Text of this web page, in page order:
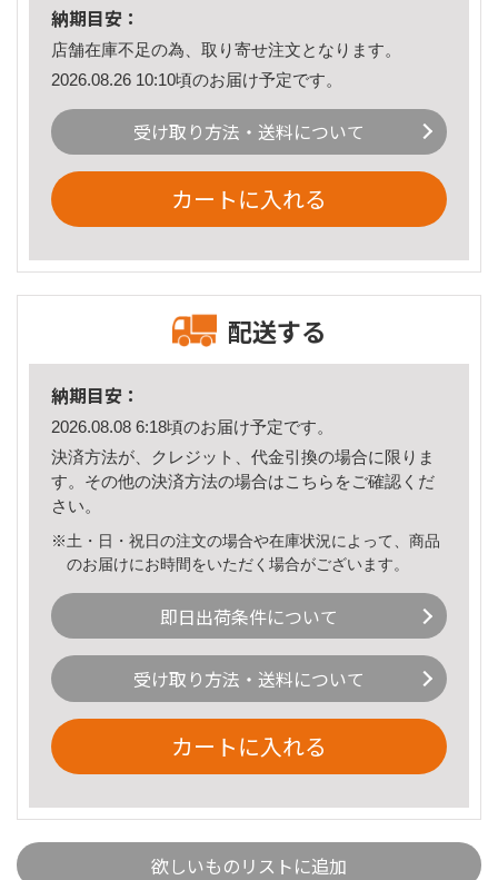
納期目安：
店舗在庫不足の為、取り寄せ注文となります。
2026.08.26 10:10頃のお届け予定です。
受け取り方法・送料について
カートに入れる
配送する
納期目安：
2026.08.08 6:18頃のお届け予定です。
決済方法が、クレジット、代金引換の場合に限りま
す。その他の決済方法の場合はこちら をご確認くだ
さい。
※土・日・祝日の注文の場合や在庫状況によって、商品
のお届けにお時間をいただく場合がございます。
即日出荷条件について
受け取り方法・送料について
カートに入れる
欲しいものリストに追加